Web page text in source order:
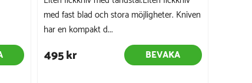
med fast blad och stora möjligheter. Kniven
har en kompakt d...
495 kr BEVAKA